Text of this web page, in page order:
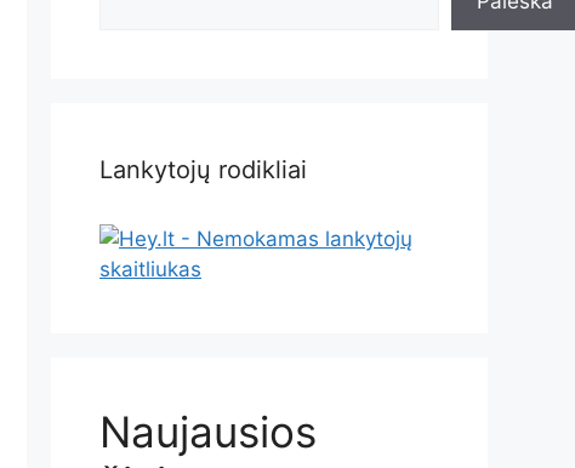
Lankytojų rodikliai
Naujausios